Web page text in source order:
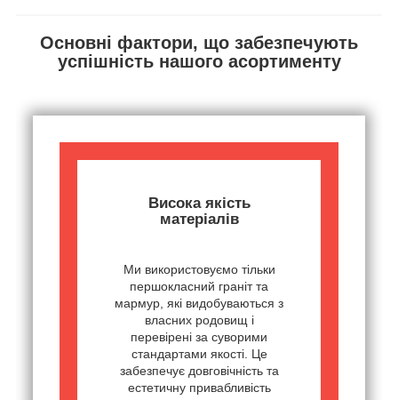
Основні фактори, що забезпечують
успішність нашого асортименту
Висока якість
матеріалів
Ми використовуємо тільки
першокласний граніт та
мармур, які видобуваються з
власних родовищ і
перевірені за суворими
стандартами якості. Це
забезпечує довговічність та
естетичну привабливість